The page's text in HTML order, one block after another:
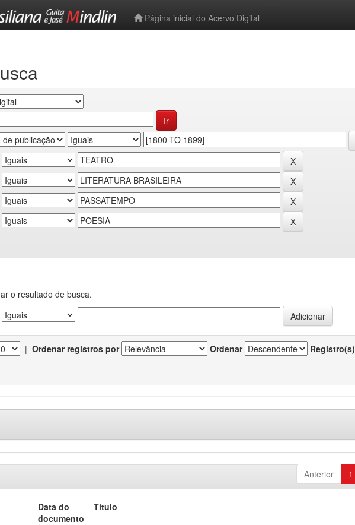
Página inicial do Acervo Digital
o resultado de busca.
| Ordenar registros por Ordenar Registro(s)
Anterior 1
Data do
documento
Título